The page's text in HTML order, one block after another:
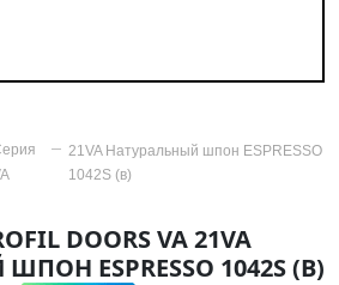
21VA Натуральный шпон ESPRESSO
1042S (в)
DOORS VA 21VA
ESPRESSO 1042S (В)